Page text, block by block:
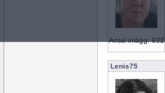
Antal inlägg: 932
Lenis75